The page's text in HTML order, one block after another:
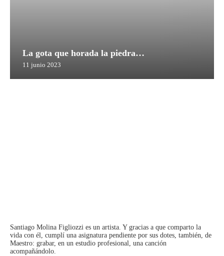
La gota que horada la piedra…
11 junio 2023
Santiago Molina Figliozzi es un artista. Y gracias a que comparto la
vida con él, cumplí una asignatura pendiente por sus dotes, también, de
Maestro: grabar, en un estudio profesional, una canción
acompañándolo.